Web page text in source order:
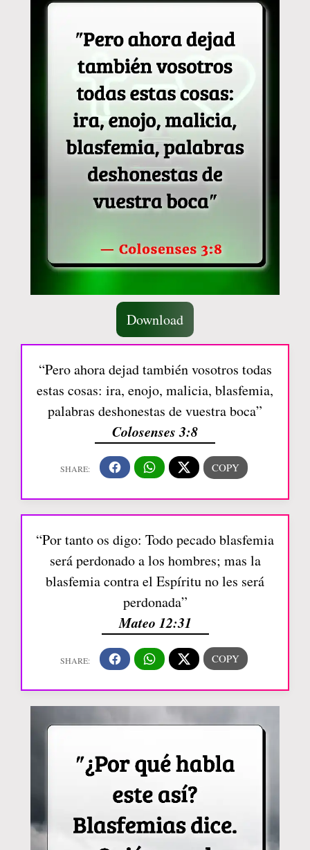
Download
“Pero ahora dejad también vosotros todas
estas cosas: ira, enojo, malicia, blasfemia,
palabras deshonestas de vuestra boca”
Colosenses 3:8
“Por tanto os digo: Todo pecado blasfemia
será perdonado a los hombres; mas la
blasfemia contra el Espíritu no les será
perdonada”
Mateo 12:31